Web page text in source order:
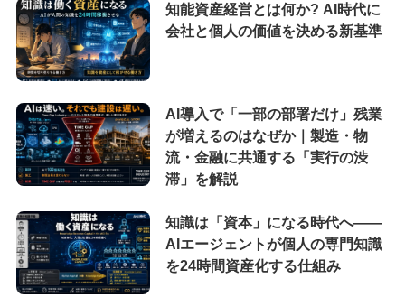
知能資産経営とは何か? AI時代に
会社と個人の価値を決める新基準
AI導入で「一部の部署だけ」残業
が増えるのはなぜか｜製造・物
流・金融に共通する「実行の渋
滞」を解説
知識は「資本」になる時代へ——
AIエージェントが個人の専門知識
を24時間資産化する仕組み